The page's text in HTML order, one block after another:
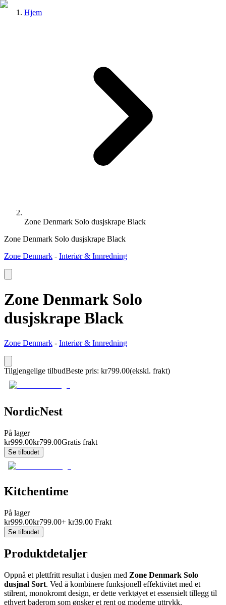
Hjem
Zone Denmark Solo dusjskrape Black
Zone Denmark Solo dusjskrape Black
Zone Denmark - Interiør & Innredning
Zone Denmark Solo
dusjskrape Black
Zone Denmark - Interiør & Innredning
Tilgjengelige tilbudBeste pris: kr799.00(ekskl. frakt)
NordicNest
På lager
kr999.00kr799.00Gratis frakt
Se tilbudet
Kitchentime
På lager
kr999.00kr799.00+ kr39.00 Frakt
Se tilbudet
Produktdetaljer
Oppnå et plettfritt resultat i dusjen med Zone Denmark Solo
dusjnal Sort. Ved å kombinere funksjonell effektivitet med et
stilrent, monokromt design, er dette verktøyet et essensielt tillegg til
ethvert baderom som ønsker et rent og moderne uttrykk.